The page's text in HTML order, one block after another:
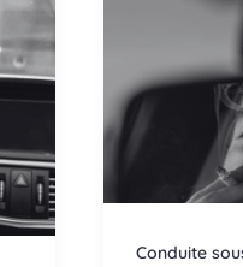
Conduite